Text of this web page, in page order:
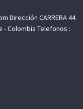
Dirección CARRERA 44
- Colombia Telefonos :